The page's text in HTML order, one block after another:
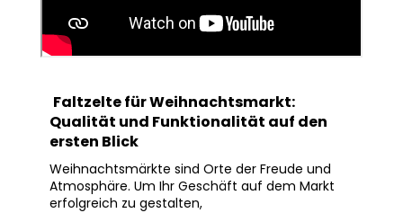
Faltzelte für Weihnachtsmarkt:
Qualität und Funktionalität auf den
ersten Blick
Weihnachtsmärkte sind Orte der Freude und
Atmosphäre. Um Ihr Geschäft auf dem Markt
erfolgreich zu gestalten,